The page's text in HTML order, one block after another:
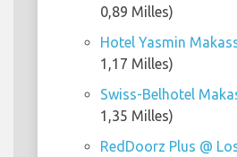
0,89 Milles)
Hotel Yasmin
1,17 Milles)
Swiss-Belhotel
1,35 Milles)
RedDoorz Plus @